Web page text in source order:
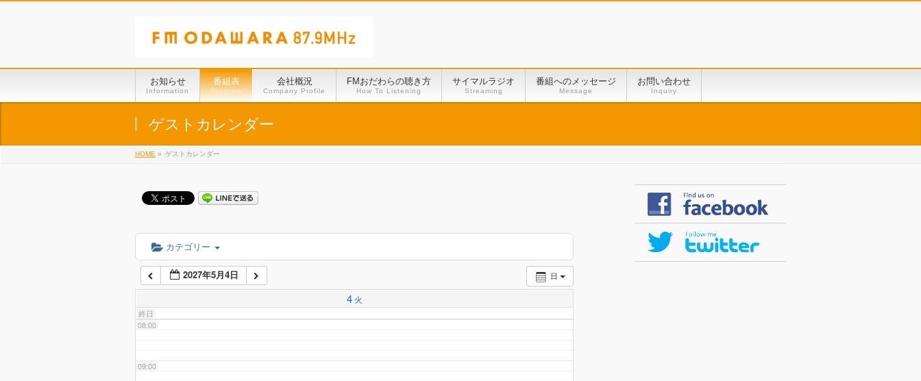
お知らせ
Information
番組表
Program
会社概況
Company Profile
FMおだわらの聴き方
How To Listening
サイマルラジオ
Streaming
番組へのメッセージ
Message
お問い合わせ
Inquiry
ゲストカレンダー
HOME » ゲストカレンダー
カテゴリー
日
2027年5月4日
4 火
終日
01:00
02:00
03:00
04:00
05:00
06:00
07:00
08:00
09:00